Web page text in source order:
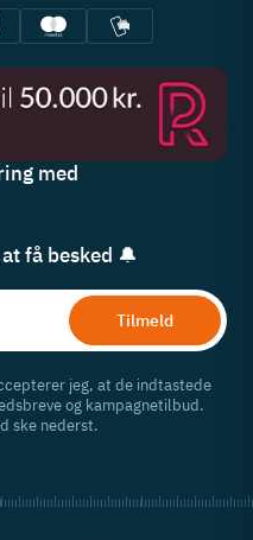
med
få besked 🔔
Tilmeld
jeg, at de indtastede
og kampagnetilbud.
ske nederst.